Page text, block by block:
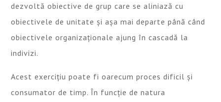
dezvoltă obiective de grup care se aliniază cu
obiectivele de unitate și așa mai departe până când
obiectivele organizaționale ajung în cascadă la
indivizi.
Acest exercițiu poate fi oarecum proces dificil și
consumator de timp. În funcție de natura